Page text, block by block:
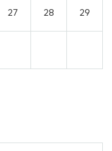
27 28 29